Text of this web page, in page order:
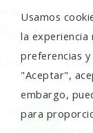
Llámanos al
Contacto
Aviso
Usamos
la experiencia
preferencias
"Aceptar",
embargo,
para